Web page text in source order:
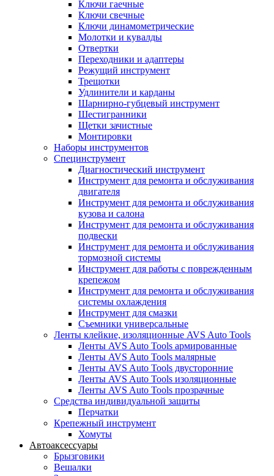
Ключи гаечные
Ключи свечные
Ключи динамометрические
Молотки и кувалды
Отвертки
Переходники и адаптеры
Режущий инструмент
Трещотки
Удлинители и карданы
Шарнирно-губцевый инструмент
Шестигранники
Щетки зачистные
Монтировки
Наборы инструментов
Специнструмент
Диагностический инструмент
Инструмент для ремонта и обслуживания
двигателя
Инструмент для ремонта и обслуживания
кузова и салона
Инструмент для ремонта и обслуживания
подвески
Инструмент для ремонта и обслуживания
тормозной системы
Инструмент для работы с поврежденным
крепежом
Инструмент для ремонта и обслуживания
системы охлаждения
Инструмент для смазки
Съемники универсальные
Ленты клейкие, изоляционные AVS Auto Tools
Ленты AVS Auto Tools армированные
Ленты AVS Auto Tools малярные
Ленты AVS Auto Tools двусторонние
Ленты AVS Auto Tools изоляционные
Ленты AVS Auto Tools прозрачные
Средства индивидуальной защиты
Перчатки
Крепежный инструмент
Хомуты
Автоаксессуары
Брызговики
Вешалки